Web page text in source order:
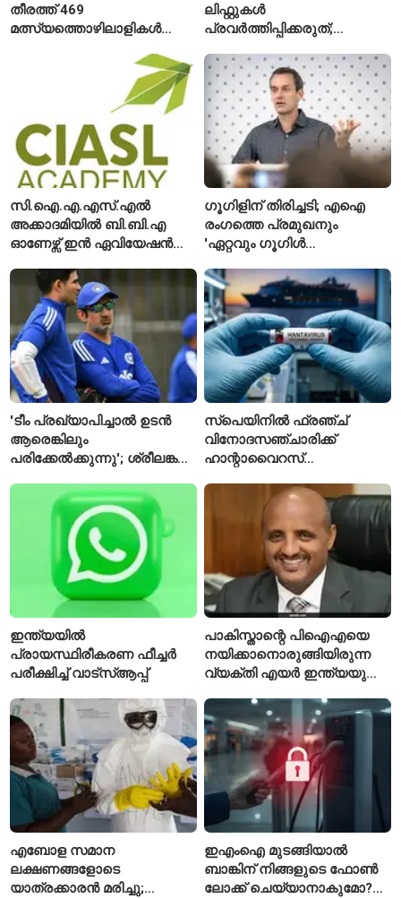
തീരത്ത് 469
മത്സ്യത്തൊഴിലാളികൾ
കാണാതായി, 47,773 പേരെ
ലിഫ്റ്റുകൾ
പ്രവർത്തിപ്പിക്കരുത്;
അനുമതിയില്ലാത്ത
ലിഫ്റ്റുകൾക്ക്
ഹൈക്കോടതിയുടെ വിലക്ക്
സി.ഐ.എ.എസ്.എൽ
അക്കാദമിയിൽ ബി.ബി.എ
ഓണേഴ്സ് ഇൻ ഏവിയേഷൻ
ഈമാസം 12 വരെ
ഗൂഗിളിന് തിരിച്ചടി; എഐ
രംഗത്തെ പ്രമുഖനും
'ഏറ്റവും ഗൂഗിൾ
വിശേഷിപ്പിക്കപ്പെട്ട
ഗവേഷകൻ രാജിവെച്ചു
'ടീം പ്രഖ്യാപിച്ചാൽ ഉടൻ
ആരെങ്കിലും
പരിക്കേൽക്കുന്നു'; ശ്രീലങ്കൻ
ടീമിനെ കുറിച്ച് മുൻതാരം
സ്പെയിനിൽ ഫ്രഞ്ച്
വിനോദസഞ്ചാരിക്ക്
ഹാന്റാവൈറസ്
ഐസൊലേഷനിൽ
പ്രവേശിപ്പിച്ചു
ഇന്ത്യയിൽ
പ്രായസ്ഥിരീകരണ ഫീച്ചർ
പരീക്ഷിച്ച് വാട്‌സ്ആപ്പ്
പാകിസ്താന്റെ പിഐഎയെ
നയിക്കാനൊരുങ്ങിയിരുന്ന
വ്യക്തി എയർ ഇന്ത്യയുടെ
എബോള സമാന
ലക്ഷണങ്ങളോടെ
യാത്രക്കാരൻ മരിച്ചു;
ഇഎംഐ മുടങ്ങിയാൽ
ബാങ്കിന് നിങ്ങളുടെ ഫോൺ
ലോക്ക് ചെയ്യാനാകുമോ?